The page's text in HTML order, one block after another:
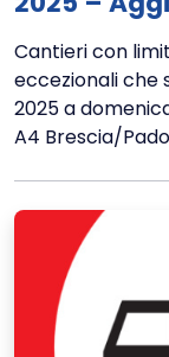
Cantieri con
eccezionali che
2025 a
A4 Brescia/